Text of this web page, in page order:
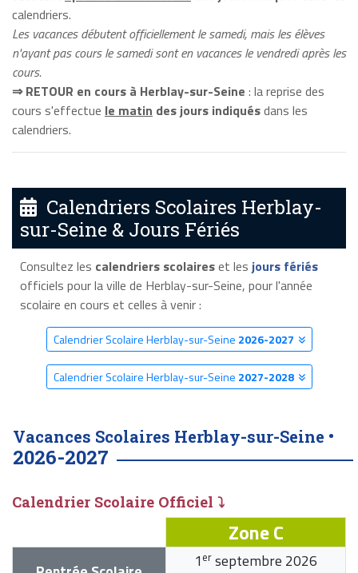
calendriers.
Les vacances débutent officiellement le samedi, mais les élèves
n'ayant pas cours le samedi sont en vacances le vendredi après les
cours.
⇒ RETOUR en cours à Herblay-sur-Seine : la reprise des
cours s'effectue le matin des jours indiquésdans les
calendriers.
Calendriers Scolaires Herblay-
sur-Seine & Jours Fériés
Consultez les calendriers scolaireset les jours fériés
officiels pour la ville de Herblay-sur-Seine, pour l'année
scolaire en cours et celles à venir :
Calendrier Scolaire Herblay-sur-Seine 2026-2027
Calendrier Scolaire Herblay-sur-Seine 2027-2028
Vacances Scolaires Herblay-sur-Seine •
2026-2027
Calendrier Scolaire Officiel ⤵
Zone C
1 er septembre 2026